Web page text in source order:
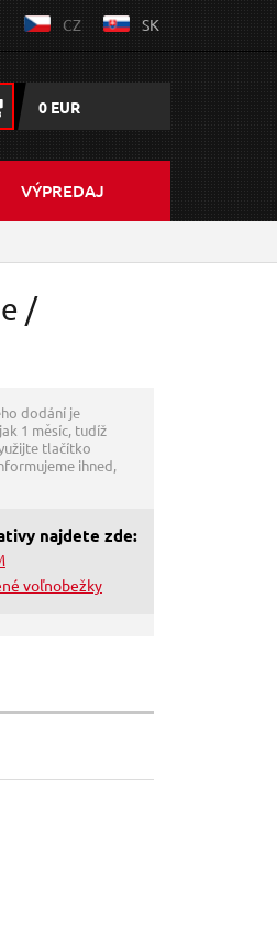
CZ SK
0 EUR
VÝPREDAJ
/
dodání je
1 měsíc, tudíž
tlačítko
ihned,
najdete zde:
voľnobežky